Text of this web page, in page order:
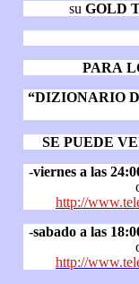
su GOLD
PARA
“DIZIONARIO DEI
SE PUEDE
-viernes a las
http://
-sabado a las
http://